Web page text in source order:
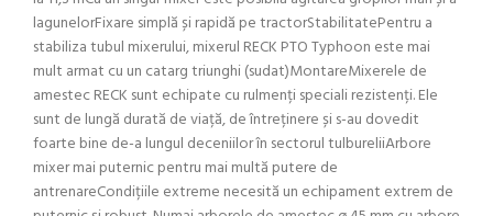
lagunelorFixare simplă și rapidă pe tractorStabilitatePentru a
stabiliza tubul mixerului, mixerul RECK PTO Typhoon este mai
mult armat cu un catarg triunghi (sudat)MontareMixerele de
amestec RECK sunt echipate cu rulmenți speciali rezistenți. Ele
sunt de lungă durată de viață, de întreținere și s-au dovedit
foarte bine de-a lungul deceniilor în sectorul tulbureliiArbore
mixer mai puternic pentru mai multă putere de
antrenareCondițiile extreme necesită un echipament extrem de